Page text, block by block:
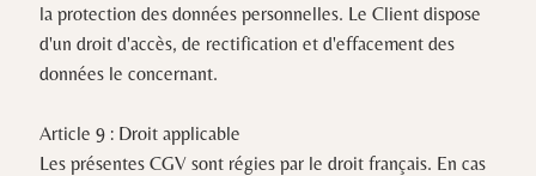
la protection des données personnelles. Le Client dispose
d'un droit d'accès, de rectification et d'effacement des
données le concernant.
Article 9 : Droit applicable
Les présentes CGV sont régies par le droit français. En cas